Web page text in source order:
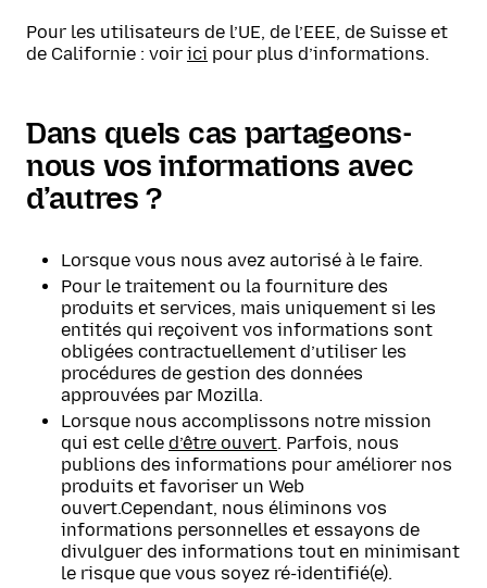
Pour les utilisateurs de l’UE, de l’EEE, de Suisse et
de Californie : voir ici pour plus d’informations.
Dans quels cas partageons-
nous vos informations avec
d’autres ?
Lorsque vous nous avez autorisé à le faire.
Pour le traitement ou la fourniture des
produits et services, mais uniquement si les
entités qui reçoivent vos informations sont
obligées contractuellement d’utiliser les
procédures de gestion des données
approuvées par Mozilla.
Lorsque nous accomplissons notre mission
qui est celle d’être ouvert. Parfois, nous
publions des informations pour améliorer nos
produits et favoriser un Web
ouvert.Cependant, nous éliminons vos
informations personnelles et essayons de
divulguer des informations tout en minimisant
le risque que vous soyez ré-identifié(e).